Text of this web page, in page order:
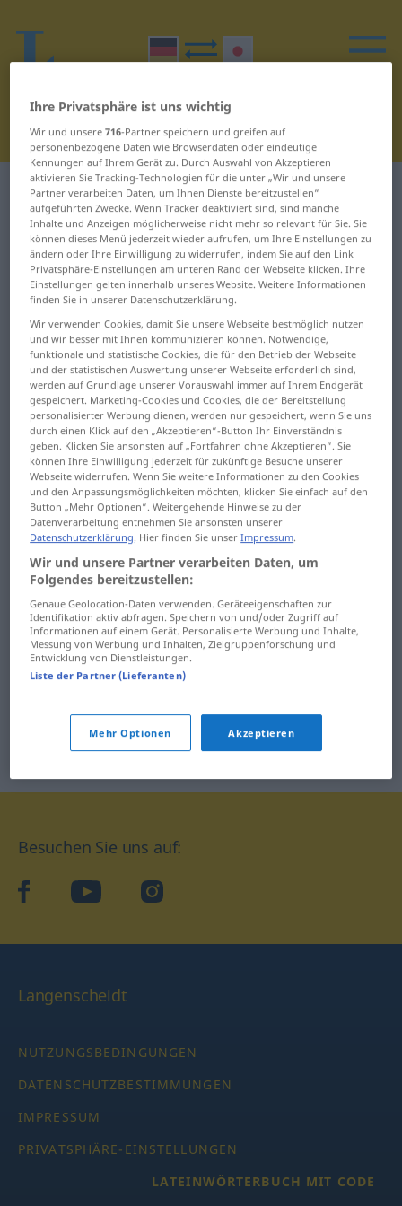
Deutsch-Japanisch Wörterbuch H 9
Wörter auf Deutsch, die mit H
beginnen – hell ... Herd
Helm
Hemd
Hemmungen
Henkel
Hepatitis
her
herablassend
herabsetzen
herankommen
heraufsetzen
herausbekommen
herausbringen
herausfordern
herausgeben
Herausgeber
herb
herbringen
Herbst
Herd
Besuchen Sie uns auf:
facebookYouTube Instagram
Langenscheidt
NUTZUNGSBEDINGUNGEN
DATENSCHUTZBESTIMMUNGEN
IMPRESSUM
PRIVATSPHÄRE-EINSTELLUNGEN
LATEINWÖRTERBUCH MIT CODE
Ihre Privatsphäre ist uns wichtig
Wir und unsere716-Partner speichern und greifen auf
personenbezogene Daten wie Browserdaten oder eindeutige
Kennungen auf Ihrem Gerät zu. Durch Auswahl von Akzeptieren
aktivieren Sie Tracking-Technologien für die unter „Wir und unsere
Partner verarbeiten Daten, um Ihnen Dienste bereitzustellen“
aufgeführten Zwecke. Wenn Tracker deaktiviert sind, sind manche
Inhalte und Anzeigen möglicherweise nicht mehr so relevant für Sie. Sie
können dieses Menü jederzeit wieder aufrufen, um Ihre Einstellungen zu
ändern oder Ihre Einwilligung zu widerrufen, indem Sie auf den Link
Privatsphäre-Einstellungen am unteren Rand der Webseite klicken. Ihre
Einstellungen gelten innerhalb unseres Website. Weitere Informationen
finden Sie in unserer Datenschutzerklärung.
Wir verwenden Cookies, damit Sie unsere Webseite bestmöglich nutzen
und wir besser mit Ihnen kommunizieren können. Notwendige,
funktionale und statistische Cookies, die für den Betrieb der Webseite
und der statistischen Auswertung unserer Webseite erforderlich sind,
werden auf Grundlage unserer Vorauswahl immer auf Ihrem Endgerät
gespeichert. Marketing-Cookies und Cookies, die der Bereitstellung
personalisierter Werbung dienen, werden nur gespeichert, wenn Sie uns
durch einen Klick auf den „Akzeptieren“-Button Ihr Einverständnis
geben. Klicken Sie ansonsten auf „Fortfahren ohne Akzeptieren“. Sie
können Ihre Einwilligung jederzeit für zukünftige Besuche unserer
Webseite widerrufen. Wenn Sie weitere Informationen zu den Cookies
und den Anpassungsmöglichkeiten möchten, klicken Sie einfach auf den
Button „Mehr Optionen“. Weitergehende Hinweise zu der
Datenverarbeitung entnehmen Sie ansonsten unserer
Datenschutzerklärung. Hier finden Sie unserImpressum.
Wir und unsere Partner verarbeiten Daten, um
Folgendes bereitzustellen:
Genaue Geolocation-Daten verwenden. Geräteeigenschaften zur
Identifikation aktiv abfragen. Speichern von und/oder Zugriff auf
Informationen auf einem Gerät. Personalisierte Werbung und Inhalte,
Messung von Werbung und Inhalten, Zielgruppenforschung und
Entwicklung von Dienstleistungen.
Liste der Partner (Lieferanten)
Mehr Optionen Akzeptieren